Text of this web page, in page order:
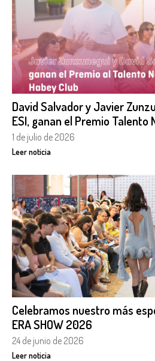
David Salvador y Javier
ESI, ganan el Premio Talento
1 de julio de 2026
Leer noticia
Celebramos nuestro más
ERA SHOW 2026
24 de junio de 2026
Leer noticia